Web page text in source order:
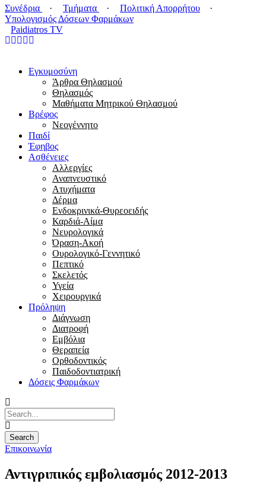
Συνέδρια
· Τμήματα · Πολιτική Απορρήτου
·
Υπολογισμός Δόσεων Φαρμάκων
Paidiatros TV
Εγκυμοσύνη
Άρθρα Θηλασμού
Θηλασμός
Μαθήματα Μητρικού Θηλασμού
Βρέφος
Νεογέννητο
Παιδί
Έφηβος
Ασθένειες
Αλλεργίες
Αναπνευστικό
Ατυχήματα
Δέρμα
Ενδοκρινικά-Θυρεοειδής
Καρδιά-Αίμα
Νευρολογικά
Όραση-Ακοή
Ουρολογικό-Γεννητικό
Πεπτικό
Σκελετός
Υγεία
Χειρουργικά
Πρόληψη
Διάγνωση
Διατροφή
Εμβόλια
Θεραπεία
Ορθοδοντικός
Παιδοδοντιατρική
Δόσεις Φαρμάκων
Επικοινωνία
Αντιγριπικός εμβολιασμός 2012-2013